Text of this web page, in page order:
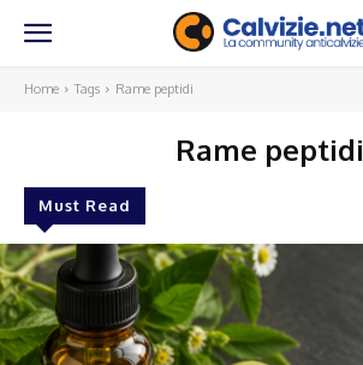
Home Tags Rame peptidi
Rame peptidi
Must Read